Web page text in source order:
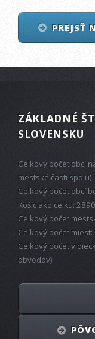
PREJSŤ
ZÁKLADNÉ
SLOVENSKU
Celkový počet obcí
mestské časti spolu)
Celkový počet obcí
Košíc ako celku: 2890
Celkový počet
Celkový počet miest:
Celkový počet
obvodov)